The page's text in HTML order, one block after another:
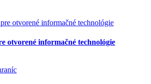
otvorené informačné technológie